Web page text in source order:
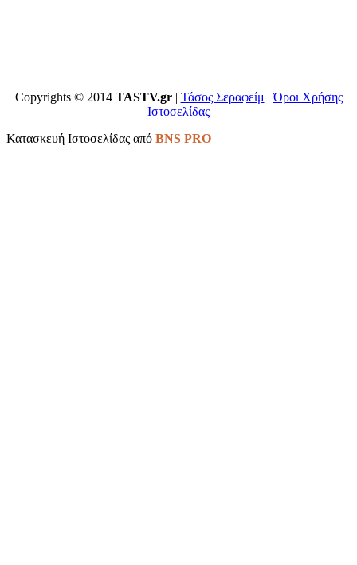
Copyrights © 2014 TASTV.gr| Τάσος Σεραφείμ |Όροι Χρήσης
Ιστοσελίδας
Κατασκευή Ιστοσελίδας από BNS PRO